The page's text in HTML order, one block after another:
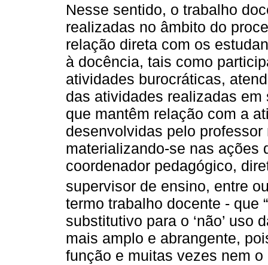
Nesse sentido, o trabalho
realizadas no âmbito do
relação direta com os
à docência, tais como
atividades burocráticas,
das atividades realizadas
que mantêm relação com a
desenvolvidas pelo
materializando-se nas ações
coordenador pedagógico,
supervisor de ensino, entre
termo trabalho docente - que
substitutivo para o ‘não’ uso
mais amplo e abrangente,
função e muitas vezes nem